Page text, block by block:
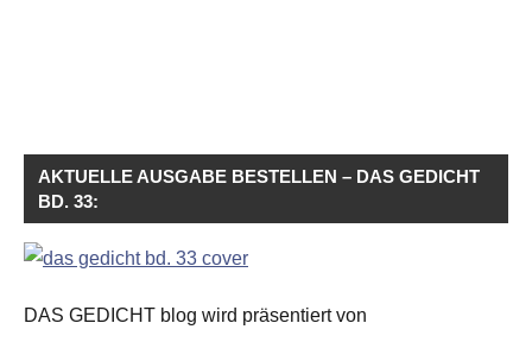
AKTUELLE AUSGABE BESTELLEN – DAS GEDICHT
BD. 33:
DAS GEDICHT blog wird präsentiert von